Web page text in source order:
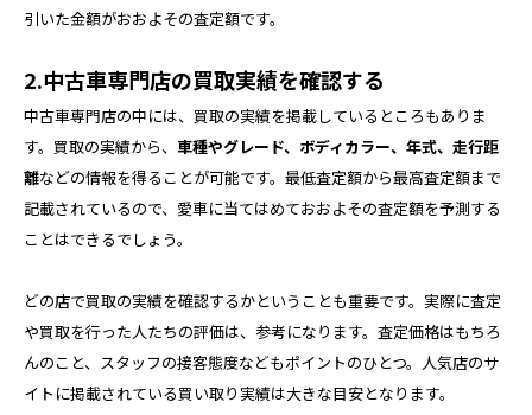
引いた金額がおおよその査定額です。
2.中古車専門店の買取実績を確認する
中古車専門店の中には、買取の実績を掲載しているところもありま
す。買取の実績から、 車種やグレード、ボディカラー、年式、走行距
離などの情報を得ることが可能です。最低査定額から最高査定額まで
記載されているので、愛車に当てはめておおよその査定額を予測する
ことはできるでしょう。
どの店で買取の実績を確認するかということも重要です。実際に査定
や買取を行った人たちの評価は、参考になります。査定価格はもちろ
んのこと、スタッフの接客態度などもポイントのひとつ。人気店のサ
イトに掲載されている買い取り実績は大きな目安となります。